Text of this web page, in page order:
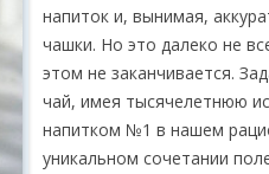
напиток и, вынимая,
чашки. Но это далеко не
этом не заканчивается.
чай, имея тысячелетнюю
напитком №1 в нашем
уникальном сочетании